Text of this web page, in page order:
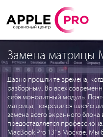
Замена матрицы
Давно прошли те времена,
разборным. Во всех
себя монолитный модуль.
матрица, повредился шлейф
замена всего экранного
предоставляется
MacBook Pro 13” в Москве. Мы